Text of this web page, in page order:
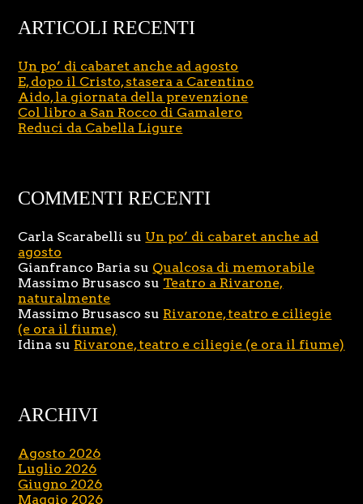
ARTICOLI RECENTI
Un po’ di cabaret anche ad agosto
E, dopo il Cristo, stasera a Carentino
Aido, la giornata della prevenzione
Col libro a San Rocco di Gamalero
Reduci da Cabella Ligure
COMMENTI RECENTI
Carla Scarabelli su Un po’ di cabaret anche ad
agosto
Gianfranco Baria su Qualcosa di memorabile
Massimo Brusasco su Teatro a Rivarone,
naturalmente
Massimo Brusasco su Rivarone, teatro e ciliegie
(e ora il fiume)
Idina su Rivarone, teatro e ciliegie (e ora il fiume)
ARCHIVI
Agosto 2026
Luglio 2026
Giugno 2026
Maggio 2026